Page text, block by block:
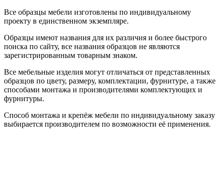
Все образцы мебели изготовлены по индивидуальному
проекту в единственном экземпляре.
Образцы имеют названия для их различия и более быстрого
поиска по сайту, все названия образцов не являются
зарегистрированным товарным знаком.
Все мебельные изделия могут отличаться от представленных
образцов по цвету, размеру, комплектации, фурнитуре, а также
способами монтажа и производителями комплектующих и
фурнитуры.
Способ монтажа и крепёж мебели по индивидуальному заказу
выбирается производителем по возможности её применения.